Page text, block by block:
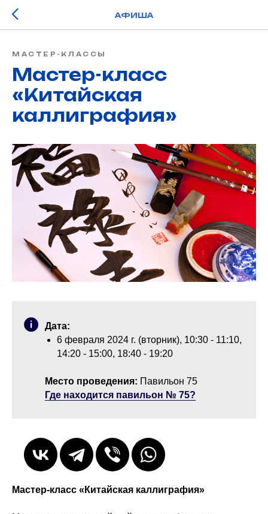
АФИША
МАСТЕР-КЛАССЫ
Мастер-класс
«Китайская
каллиграфия»
Дата:
6 февраля 2024 г. (вторник), 10:30 - 11:10,
14:20 - 15:00, 18:40 - 19:20
Место проведения: Павильон 75
Где находится павильон № 75?
Мастер-класс «Китайская каллиграфия»